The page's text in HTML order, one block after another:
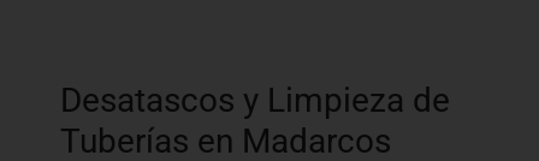
Desatascos y Limpieza de
Tuberías en Madarcos